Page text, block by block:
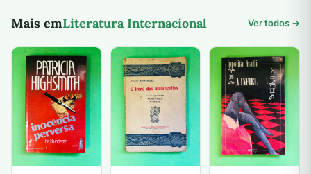
Mais emLiteratura Internacional Ver todos →